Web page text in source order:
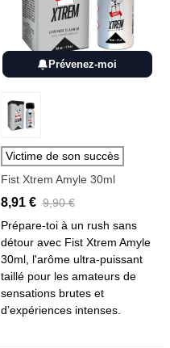
Prévenez-moi
Victime de son succès
Fist Xtrem Amyle 30ml
8,91 € 9,90 €
Prépare-toi à un rush sans
détour avec Fist Xtrem Amyle
30ml, l'arôme ultra-puissant
taillé pour les amateurs de
sensations brutes et
d’expériences intenses.